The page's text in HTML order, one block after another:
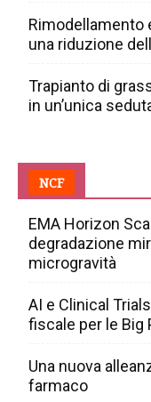
Rimodellamento
una riduzione
Trapianto di
in un’unica
NCF
EMA Horizon
degradazione
microgravità
AI e Clinical
fiscale per le Big
Una nuova
farmaco